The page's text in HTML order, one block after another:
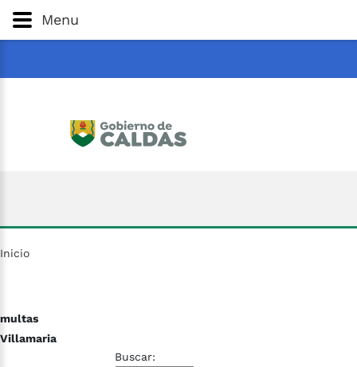
Gobernación
Menu
Inicio
multas
Villamaria
Buscar: